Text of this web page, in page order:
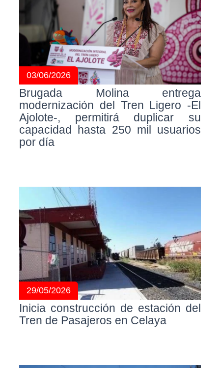
03/06/2026
Brugada Molina entrega
modernización del Tren Ligero -El
Ajolote-, permitirá duplicar su
capacidad hasta 250 mil usuarios
por día
29/05/2026
Inicia construcción de estación del
Tren de Pasajeros en Celaya